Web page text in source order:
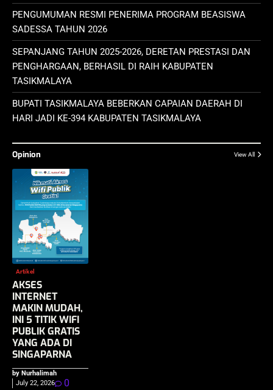
PENGUMUMAN RESMI PENERIMA PROGRAM BEASISWA
SADESSA TAHUN 2026
SEPANJANG TAHUN 2025-2026, DERETAN PRESTASI DAN
PENGHARGAAN, BERHASIL DI RAIH KABUPATEN
TASIKMALAYA
BUPATI TASIKMALAYA BEBERKAN CAPAIAN DAERAH DI
HARI JADI KE-394 KABUPATEN TASIKMALAYA
Opinion View All
Artikel
AKSES
INTERNET
MAKIN MUDAH,
INI 5 TITIK WIFI
PUBLIK GRATIS
YANG ADA DI
SINGAPARNA
by Nurhalimah
July 22, 2026
0